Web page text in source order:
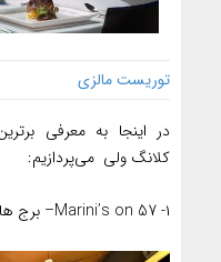
توریست مالزی
در اینجا به معرفی
کلانگ ولی می‌پردازیم:
۱- Marini’s on 57– برج های پتروناس